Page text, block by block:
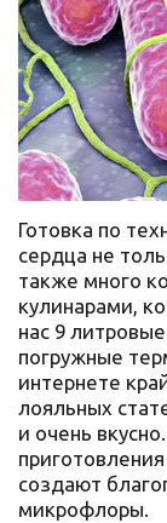
Готовка по
сердца не
также много
кулинарами,
нас 9
погружные
интернете
лояльных
и очень
создают
микрофлоры.